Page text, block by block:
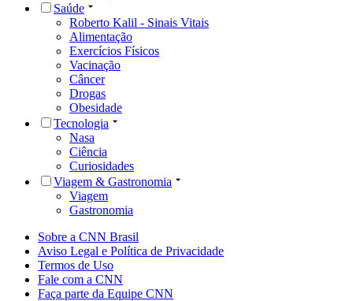
Saúde
Roberto Kalil - Sinais Vitais
Alimentação
Exercícios Físicos
Vacinação
Câncer
Drogas
Obesidade
Tecnologia
Nasa
Ciência
Curiosidades
Viagem & Gastronomia
Viagem
Gastronomia
Sobre a CNN Brasil
Aviso Legal e Política de Privacidade
Termos de Uso
Fale com a CNN
Faça parte da Equipe CNN